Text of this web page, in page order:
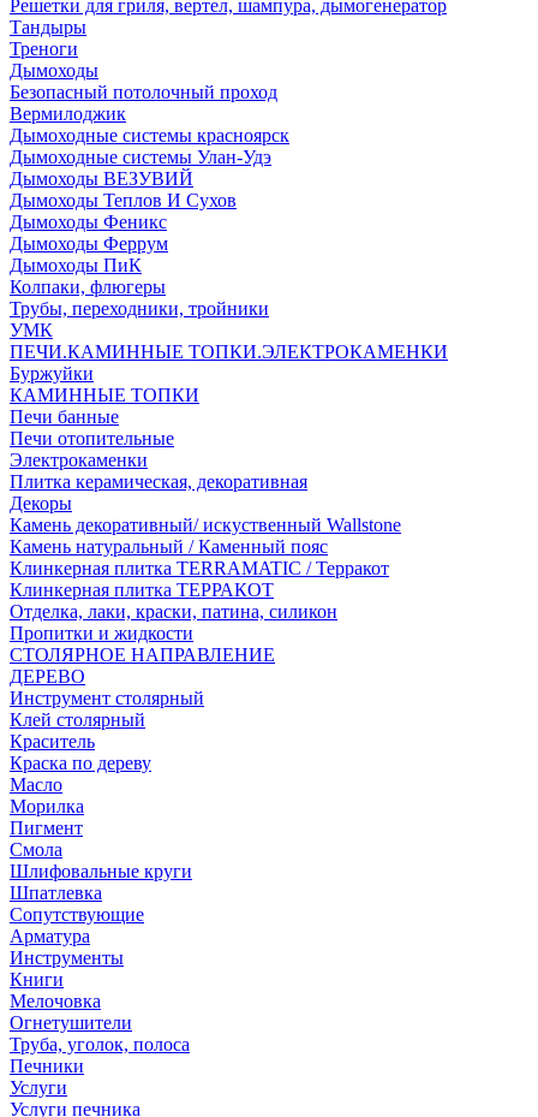
Решетки для гриля, вертел, шампура, дымогенератор
Тандыры
Треноги
Дымоходы
Безопасный потолочный проход
Вермилоджик
Дымоходные системы красноярск
Дымоходные системы Улан-Удэ
Дымоходы ВЕЗУВИЙ
Дымоходы Теплов И Сухов
Дымоходы Феникс
Дымоходы Феррум
Дымоходы ПиК
Колпаки, флюгеры
Трубы, переходники, тройники
УМК
ПЕЧИ.КАМИННЫЕ ТОПКИ.ЭЛЕКТРОКАМЕНКИ
Буржуйки
КАМИННЫЕ ТОПКИ
Печи банные
Печи отопительные
Электрокаменки
Плитка керамическая, декоративная
Декоры
Камень декоративный/ искуственный Wallstone
Камень натуральный / Каменный пояс
Клинкерная плитка TERRAMATIC / Терракот
Клинкерная плитка ТЕРРАКОТ
Отделка, лаки, краски, патина, силикон
Пропитки и жидкости
СТОЛЯРНОЕ НАПРАВЛЕНИЕ
ДЕРЕВО
Инструмент столярный
Клей столярный
Краситель
Краска по дереву
Масло
Морилка
Пигмент
Смола
Шлифовальные круги
Шпатлевка
Сопутствующие
Арматура
Инструменты
Книги
Мелочовка
Огнетушители
Труба, уголок, полоса
Печники
Услуги
Услуги печника